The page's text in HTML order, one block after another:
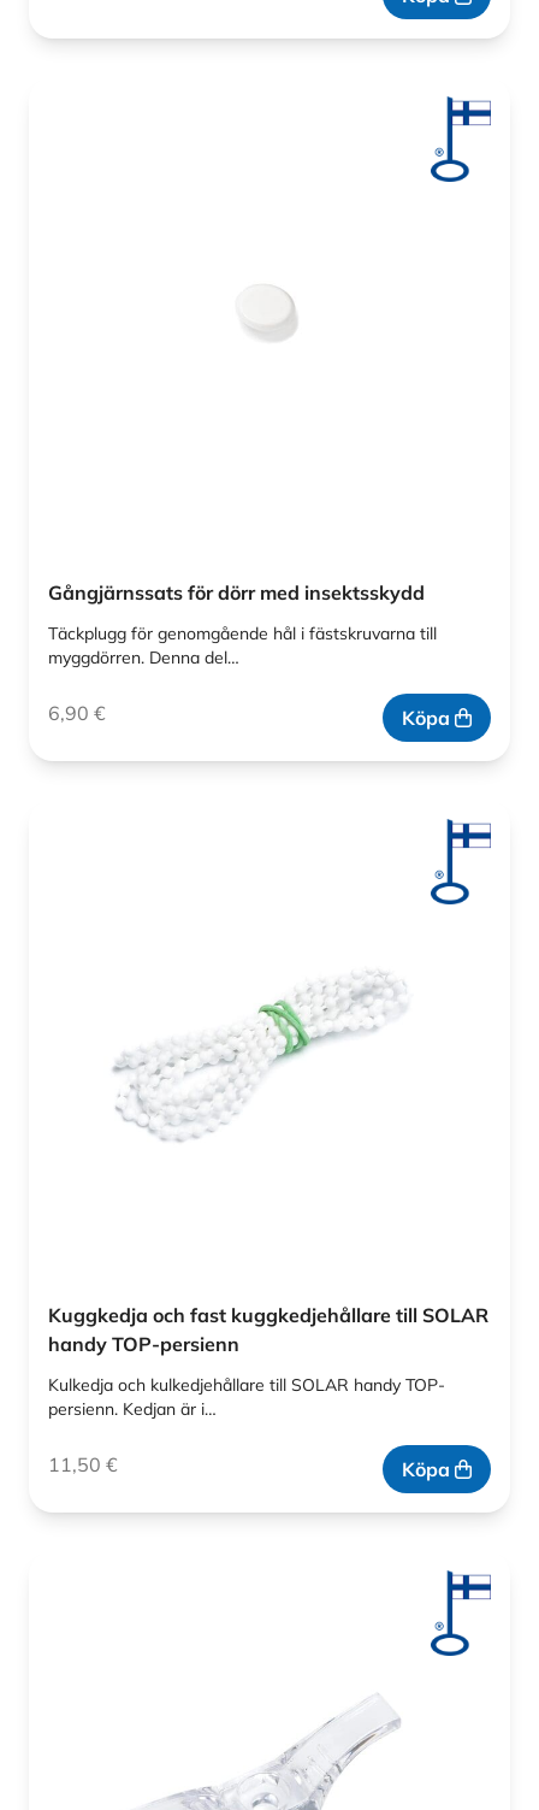
Gångjärnssats för dörr med insektsskydd
Täckplugg för genomgående hål i fästskruvarna till
myggdörren. Denna del…
6,90 € Köpa
Kuggkedja och fast kuggkedjehållare till SOLAR
handy TOP-persienn
Kulkedja och kulkedjehållare till SOLAR handy TOP-
persienn. Kedjan är i…
11,50 € Köpa